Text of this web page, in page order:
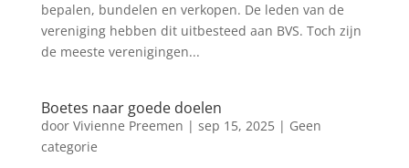
bepalen, bundelen en verkopen. De leden van de
vereniging hebben dit uitbesteed aan BVS. Toch zijn
de meeste verenigingen...
Boetes naar goede doelen
door Vivienne Preemen | sep 15, 2025| Geen
categorie